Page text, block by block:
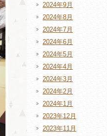
2024年9月
2024年8月
2024年7月
2024年6月
2024年5月
2024年4月
2024年3月
2024年2月
2024年1月
2023年12月
2023年11月